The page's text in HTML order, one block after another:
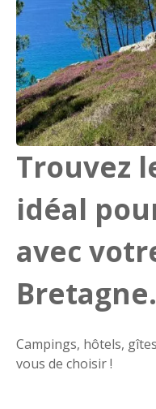
Trouvez
idéal
avec
Bretagne.
Campings, hôtels,
vous de choisir !